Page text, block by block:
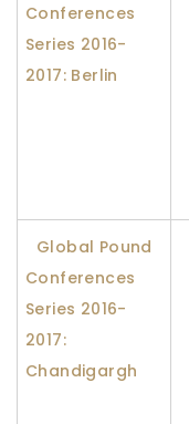
Conferences
Series 2016-
2017: Berlin
Global Pound
Conferences
Series 2016-
2017:
Chandigargh